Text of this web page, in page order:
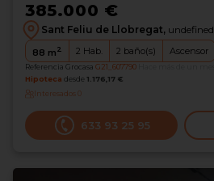
385.000 €
Sant Feliu de Llobregat, undefined
88 m2 2 Hab. 2 baño(s) Ascensor
Referencia Grocasa G21_607790
Hipoteca desde 1.176,17 €
Interesados0
633 93 25 95